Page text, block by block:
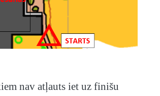
nav atļauts iet uz finišu